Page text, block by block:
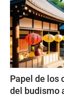
Papel de los
del budismo